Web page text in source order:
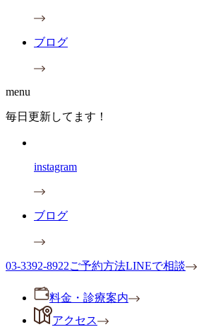
ブログ
menu
毎日更新してます！
instagram
ブログ
03-3392-8922ご予約方法LINEで相談
料金・診療案内
アクセス